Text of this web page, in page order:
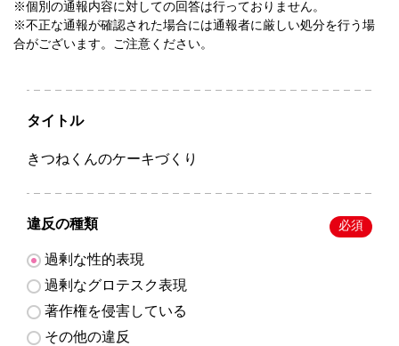
※個別の通報内容に対しての回答は行っておりません。
※不正な通報が確認された場合には通報者に厳しい処分を行う場
合がございます。ご注意ください。
タイトル
きつねくんのケーキづくり
違反の種類 必須
過剰な性的表現
過剰なグロテスク表現
著作権を侵害している
その他の違反